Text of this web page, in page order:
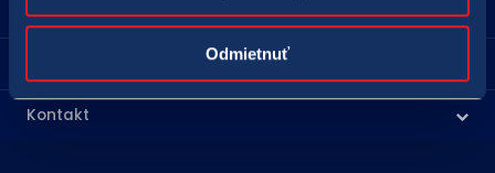
Odmietnuť
Pre hráčov
Kontakt